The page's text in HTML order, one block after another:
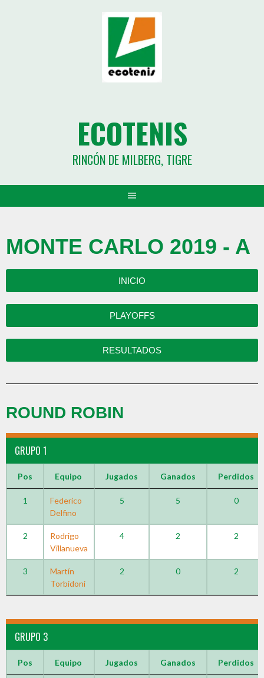
ECOTENIS
RINCÓN DE MILBERG, TIGRE
MONTE CARLO 2019 - A
INICIO
PLAYOFFS
RESULTADOS
ROUND ROBIN
GRUPO 1
Pos Equipo Jugados Ganados Perdidos
1
Federico
Delfino
5 5 0
2
Rodrigo
Villanueva
4 2 2
3
Martín
Torbidoni
2 0 2
GRUPO 3
Pos Equipo Jugados Ganados Perdidos